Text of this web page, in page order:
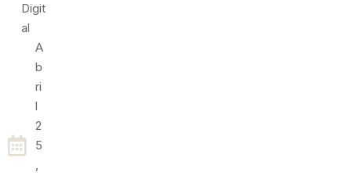
Digit
Al
A
B
Ri
L
2
5
,